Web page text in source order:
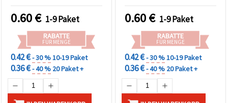
kreative DIY-Projekte
0.60€ 1-9 Paket
RABATTE
FÜR MENGE
0.42 €- 30 %10-19 Paket
0.36 €- 40 % 20 Paket +
0.60€ 1-9 Paket
RABATTE
FÜR MENGE
0.42 €- 30 %10-19 Paket
0.36 €- 40 % 20 Paket +